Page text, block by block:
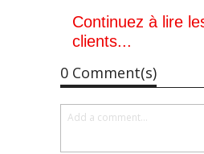
Continuez à lire
clients...
0 Comment(s)